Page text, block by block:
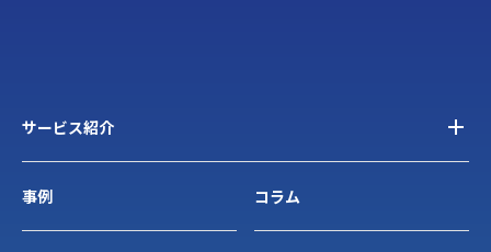
サービス紹介
事例 コラム